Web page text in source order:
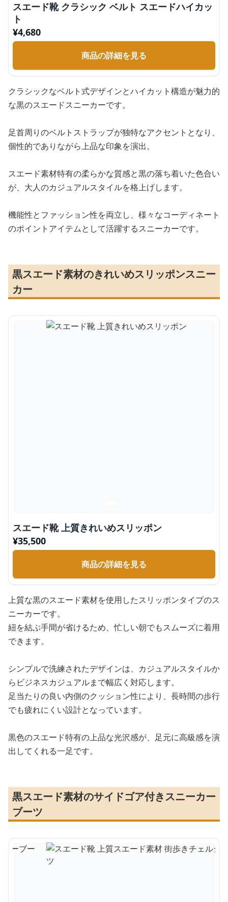
スエード靴 クラシック ベルト スエードハイカッ
ト
¥4,680
商品の詳細を見る
クラシックなベルト式デザインとハイカット構造が魅力的
な黒のスエードスニーカーです。
足首周りのベルトストラップが独特なアクセントとなり、
個性的でありながら上品な印象を演出。
スエード素材特有の柔らかな質感と黒の落ち着いた色合い
が、大人のカジュアルスタイルを格上げします。
機能性とファッション性を両立し、様々なコーディネート
のポイントアイテムとして活躍するスニーカーです。
黒スエード素材のきれいめスリッポンスニー
カー
スエード靴 上質きれいめスリッポン
¥35,500
商品の詳細を見る
上質な黒のスエード素材を使用したスリッポンタイプのス
ニーカーです。
紐を結ぶ手間が省けるため、忙しい朝でもスムーズに着用
できます。
シンプルで洗練されたデザインは、カジュアルスタイルか
らビジネスカジュアルまで幅広く対応します。
足当たりの良い内側のクッション性により、長時間の歩行
でも疲れにくい設計となっています。
黒色のスエード特有の上品な光沢感が、足元に高級感を演
出してくれる一足です。
黒スエード素材のサイドゴア付きスニーカー
ブーツ